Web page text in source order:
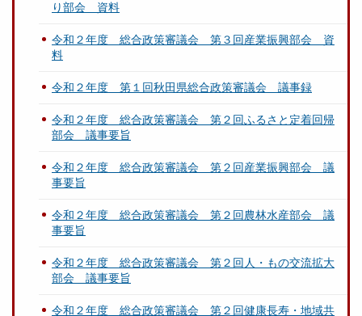
り部会 資料
令和２年度 総合政策審議会 第３回産業振興部会 資
料
令和２年度 第１回秋田県総合政策審議会 議事録
令和２年度 総合政策審議会 第２回ふるさと定着回帰
部会 議事要旨
令和２年度 総合政策審議会 第２回産業振興部会 議
事要旨
令和２年度 総合政策審議会 第２回農林水産部会 議
事要旨
令和２年度 総合政策審議会 第２回人・もの交流拡大
部会 議事要旨
令和２年度 総合政策審議会 第２回健康長寿・地域共